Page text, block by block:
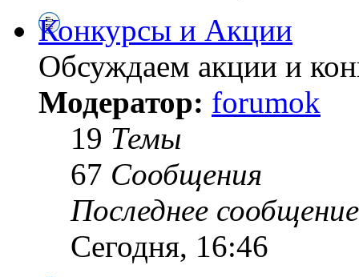
Конкурсы и Акции
Обсуждаем акции и
Модератор: forumok
19 Темы
67 Сообщения
Последнее сообщение
Сегодня, 16:46